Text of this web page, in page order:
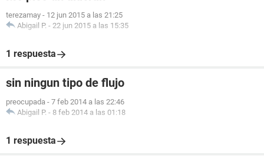
terezamay - 12 jun 2015 a las 21:25
Abigail P. - 22 jun 2015 a las 15:35
1 respuesta
sin ningun tipo de flujo
preocupada - 7 feb 2014 a las 22:46
Abigail P. - 8 feb 2014 a las 01:18
1 respuesta